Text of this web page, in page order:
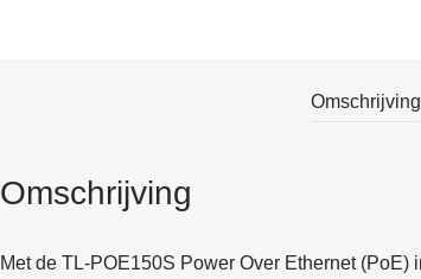
Omschrijving
Omschrijving
Met de TL-POE150S Power Over Ethernet